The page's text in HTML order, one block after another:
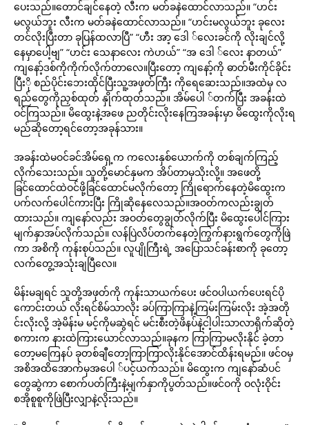
ပေးသည်။တောင်ချင်နေတဲ့ လီးက မတ်ခနဲထောင်လာသည်။ “ဟင်း
မလွယ်ဘူး လီးက မတ်ခနဲထောင်လာသည်။ “ဟင်းမလွယ်ဘူး ခုလေး
တင်လိုးပြီးတာ ခုပြန်ထလာပြီ” “ဟီး အာ့ ဒေါ ်လေးခင်ကို လိုးချင်လို့
နေမှာပေါ့ဗျ” “ဟင်း သေနာလေး ကဲဟယ်” “အ ဒေါ ်လေး နာတယ်”
ကျနော့်ဒစ်ကိုကိုက်လိုက်တာလေ။ပြီးတော့ ကျနော့်ကို ဓာတ်မီးကိုင်ခိုင်း
ပြီးို စည်ပိုင်းဘေးထိုင်ပြီးသူ့အဖုတ်ကြီး ကိုရေဆေးသည်။အထဲမှ လ
ရည်တွေကိုညှစ်ထုတ် နှိုက်ထုတ်သည်။ အိမ်ပေါ ်တက်ပြီး အခန်းထဲ
ဝင်ကြသည်။ မိထွေးနဲ့အဖေ ညတိုင်းလိုးနေကြအခန်းမှာ မိထွေးကိုလိုးရ
မည်ဆိုတော့ရင်တော့အခုန်သား။
အခန်းထဲမဝင်ခင်အိမ်ရှေ့က ကလေးနှစ်ယောက်ကို တစ်ချက်ကြည့်
လိုက်သေးသည်။ သူတို့မောင်နှမက အိပ်တာမှသိုးလို့။ အဖေတို့
ခြင်ထောင်ထဲဝင်ဖို့ခြင်ထောင်မလိုက်တော့ ကြိုရောက်နေတဲ့မိထွေးက
ပက်လက်ပေါင်ကားပြီး ကြိုဆိုနေလေသည်။အဝတ်ကလည်းချွတ်
ထားသည်။ ကျနော်လည်း အဝတ်တွေချွတ်လိုက်ပြီး မိထွေးပေါင်ကြား
မျက်နှာအပ်လိုက်သည်။ လန်ပြဲလိပ်တက်နေတဲ့ကြွက်နားရွက်တွေကိုဖြဲ
ကာ အစိကို ကုန်းစုပ်သည်။ လူပျိုကြီးရဲ့ အပြောသင်ခန်းစာကို ခုတော့
လက်တွေ့အသုံးချပြီလေ။
မိန်းမချရင် သူတို့အဖုတ်ကို ကုန်းသာယက်ပေး ဖင်ဝပါယက်ပေးရင်ပို
ကောင်းတယ် လိုးရင်စိမ်သာလိုး ခပ်ကြာကြာနဲ့ကြမ်းကြမ်းလိုး အဲ့အတို
င်းလိုးလို့ အဲ့မိန်းမ မင့်ကိုမဆွဲရင် မင်းစီးတဲ့ဖိနပ်နဲ့ငါ့ပါးသာလာရိုက်ဆိုတဲ့
စကားက နားထဲကြားယောင်လာသည်။ခုနက ကြာကြာမလိုးနိုင် ခဲ့တာ
တော့မကြေနပ် ခုတစ်ချီတော့ကြာကြာလိုးနိုင်အောင်ထိန်းရမည်။ ဖင်ဝမှ
အစိအထိအောက်မှအပေါ ်ပင့်ယက်သည်။ မိထွေးက ကျနော်ဆံပင်
တွေဆွဲကာ စောက်ပတ်ကြီးနဲ့မျက်နှာကိုပွတ်သည်။ဖင်ဝကို ဝလုံးဝိုင်း
စအိုစူစူကိုဖြဲပြီးလျှာနဲ့လိုးသည်။